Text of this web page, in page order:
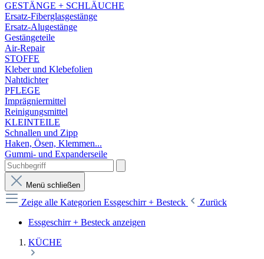
GESTÄNGE + SCHLÄUCHE
Ersatz-Fiberglasgestänge
Ersatz-Alugestänge
Gestängeteile
Air-Repair
STOFFE
Kleber und Klebefolien
Nahtdichter
PFLEGE
Imprägniermittel
Reinigungsmittel
KLEINTEILE
Schnallen und Zipp
Haken, Ösen, Klemmen...
Gummi- und Expanderseile
Menü schließen
Zeige alle Kategorien Essgeschirr + Besteck
Zurück
Essgeschirr + Besteck anzeigen
KÜCHE